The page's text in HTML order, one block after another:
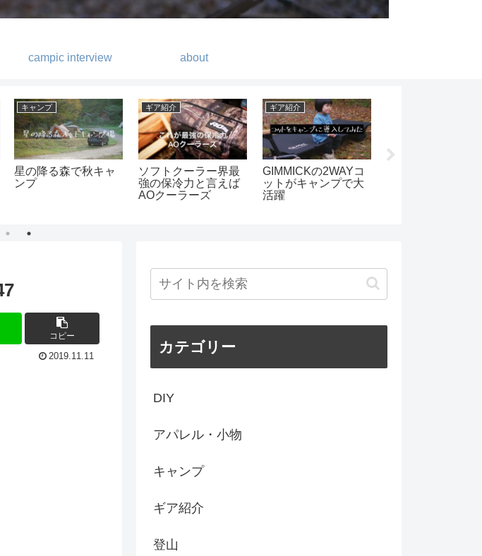
campic interview about
キャンプ
星の降る森で秋キャ
ンプ
ギア紹介
ソフトクーラー界最
強の保冷力と言えば
AOクーラーズ
ギア紹介
GIMMICKの2WAYコ
ットがキャンプで大
活躍
コピー
2019.11.11
カテゴリー
DIY
アパレル・小物
キャンプ
ギア紹介
登山